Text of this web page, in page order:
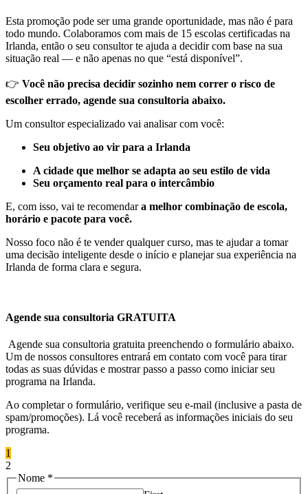
Esta promoção pode ser uma grande oportunidade, mas não é para
todo mundo. Colaboramos com mais de 15 escolas certificadas na
Irlanda, então o seu consultor te ajuda a decidir com base na sua
situação real — e não apenas no que “está disponível”.
👉 Você não precisa decidir sozinho nem correr o risco de
escolher errado, agende sua consultoria abaixo.
Um consultor especializado vai analisar com você:
Seu objetivo ao vir para a Irlanda
A cidade que melhor se adapta ao seu estilo de vida
Seu orçamento real para o intercâmbio
E, com isso, vai te recomendara melhor combinação de escola,
horário e pacote para você.
Nosso foco não é te vender qualquer curso, mas te ajudar a tomar
uma decisão inteligente desde o início e planejar sua experiência na
Irlanda de forma clara e segura.
Agende sua consultoria GRATUITA
Agende sua consultoria gratuita preenchendo o formulário abaixo.
Um de nossos consultores entrará em contato com você para tirar
todas as suas dúvidas e mostrar passo a passo como iniciar seu
programa na Irlanda.
Ao completar o formulário, verifique seu e-mail (inclusive a pasta de
spam/promoções). Lá você receberá as informações iniciais do seu
programa.
1
2
inglês
combinar
Nome *